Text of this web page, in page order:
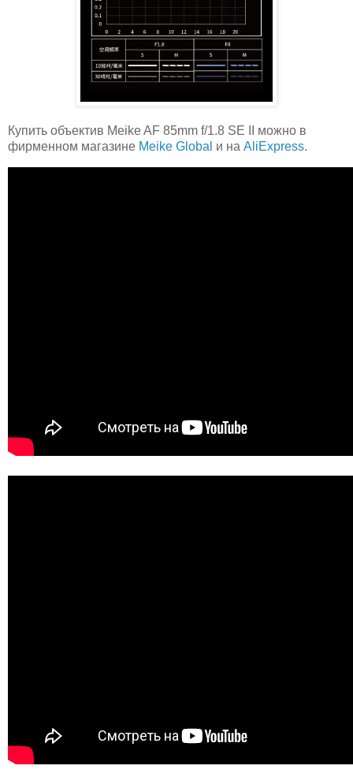
Купить объектив Meike AF 85mm f/1.8 SE II можно в
фирменном магазине Meike Global и на AliExpress.